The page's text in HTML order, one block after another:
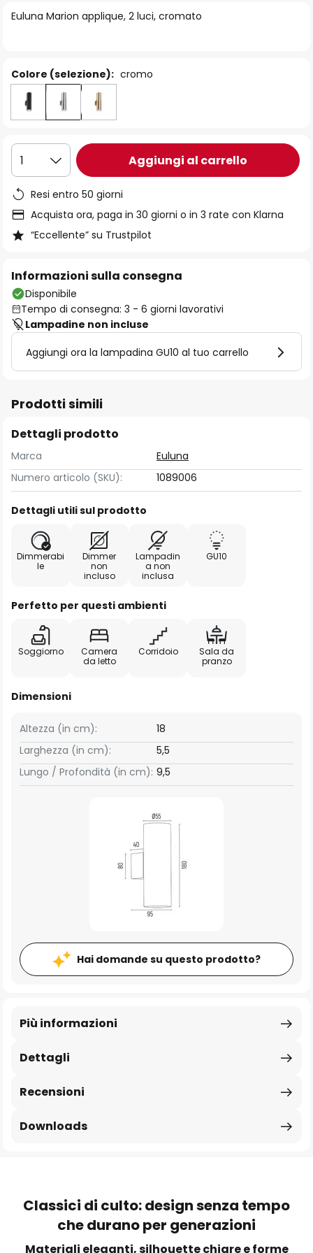
immagini
Euluna Marion applique, 2 luci, cromato
Colore (selezione): cromo
1 Aggiungi al carrello
Resi entro 50 giorni
Acquista ora, paga in 30 giorni o in 3 rate con Klarna
“Eccellente” su Trustpilot
Informazioni sulla consegna
Disponibile
Tempo di consegna: 3 - 6 giorni lavorativi
Lampadine non incluse
Aggiungi ora la lampadina GU10 al tuo carrello
Prodotti simili
Dettagli prodotto
Marca
Euluna
Numero articolo (SKU):
1089006
Dettagli utili sul prodotto
Dimmerabi
le
Dimmer
non
incluso
Lampadin
a non
inclusa
GU10
Perfetto per questi ambienti
Soggiorno
Camera
da letto
Corridoio
Sala da
pranzo
Dimensioni
Larghezza (in cm): 5,5
Altezza (in cm): 18
Lungo / Profondità (in cm): 9,5
Hai domande su questo prodotto?
Dettagli
Più informazioni
Recensioni
Downloads
Classici di culto: design senza tempo
che durano per generazioni
Materiali eleganti, silhouette chiare e forme